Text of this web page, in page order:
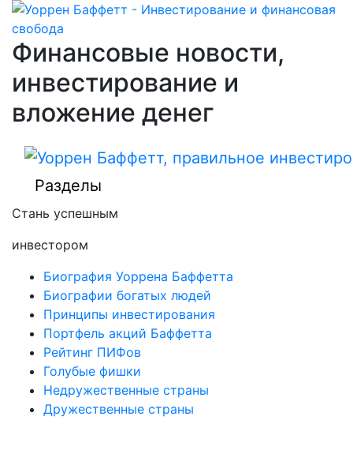
Финансовые новости,
инвестирование и
вложение денег
Разделы
Стань успешным
инвестором
Биография Уоррена Баффетта
Биографии богатых людей
Принципы инвестирования
Портфель акций Баффетта
Рейтинг ПИФов
Голубые фишки
Недружественные страны
Дружественные страны